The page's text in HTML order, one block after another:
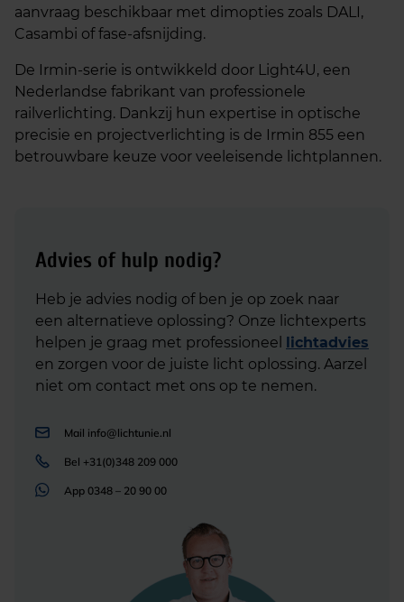
aanvraag beschikbaar met dimopties zoals DALI,
Casambi of fase-afsnijding.
De Irmin-serie is ontwikkeld door Light4U, een
Nederlandse fabrikant van professionele
railverlichting. Dankzij hun expertise in optische
precisie en projectverlichting is de Irmin 855 een
betrouwbare keuze voor veeleisende lichtplannen.
Advies of hulp nodig?
Heb je advies nodig of ben je op zoek naar
een alternatieve oplossing? Onze lichtexperts
helpen je graag met professioneel lichtadvies
en zorgen voor de juiste licht oplossing. Aarzel
niet om contact met ons op te nemen.
Mail info@lichtunie.nl
Bel +31(0)348 209 000
App 0348 – 20 90 00